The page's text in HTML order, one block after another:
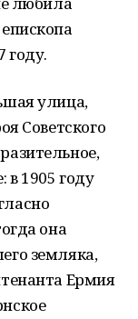
году.
улица,
Советского
в 1905 году
она
земляка,
Ермия